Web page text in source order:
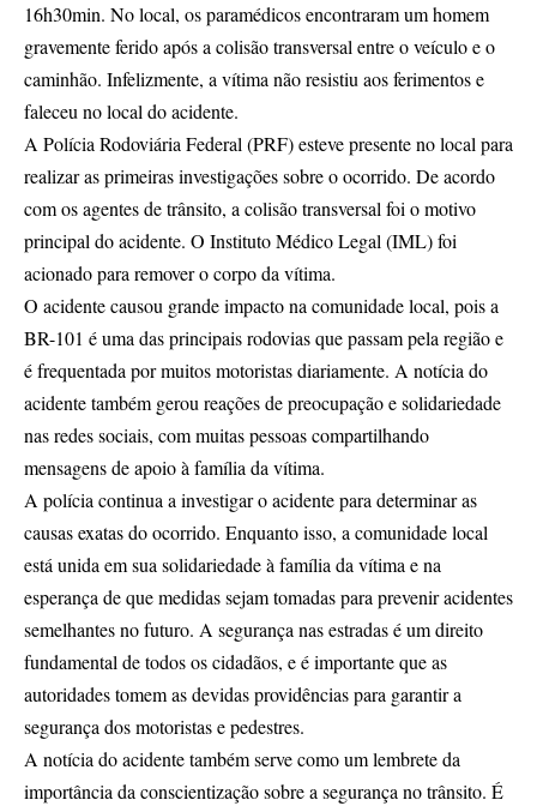
16h30min. No local, os paramédicos encontraram um homem
gravemente ferido após a colisão transversal entre o veículo e o
caminhão. Infelizmente, a vítima não resistiu aos ferimentos e
faleceu no local do acidente.
A Polícia Rodoviária Federal (PRF) esteve presente no local para
realizar as primeiras investigações sobre o ocorrido. De acordo
com os agentes de trânsito, a colisão transversal foi o motivo
principal do acidente. O Instituto Médico Legal (IML) foi
acionado para remover o corpo da vítima.
O acidente causou grande impacto na comunidade local, pois a
BR-101 é uma das principais rodovias que passam pela região e
é frequentada por muitos motoristas diariamente. A notícia do
acidente também gerou reações de preocupação e solidariedade
nas redes sociais, com muitas pessoas compartilhando
mensagens de apoio à família da vítima.
A polícia continua a investigar o acidente para determinar as
causas exatas do ocorrido. Enquanto isso, a comunidade local
está unida em sua solidariedade à família da vítima e na
esperança de que medidas sejam tomadas para prevenir acidentes
semelhantes no futuro. A segurança nas estradas é um direito
fundamental de todos os cidadãos, e é importante que as
autoridades tomem as devidas providências para garantir a
segurança dos motoristas e pedestres.
A notícia do acidente também serve como um lembrete da
importância da conscientização sobre a segurança no trânsito. É